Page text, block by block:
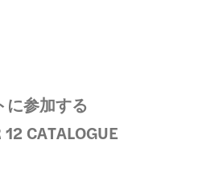
に参加する
CATALOGUE